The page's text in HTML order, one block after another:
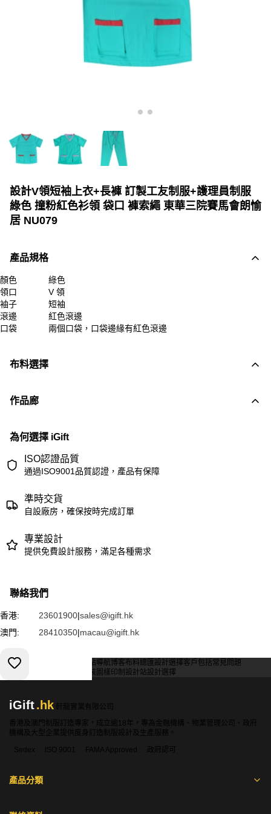
設計V領短袖上衣+長褲 訂製工友制服+護理員制服
綠色 撞粉紅色衫領 袋口 褲索繩 東華三院賽馬會朗愉
居 NU079
產品規格
顏色
綠色
領口
V 領
袖子
短袖
滾邊
紅色滾邊
口袋
兩個口袋，口袋邊緣有紅色滾邊
布料選擇
作品廊
為何選擇 iGift
ISO認證品質
通過ISO9001品質認證，產品有保障
準時交貨
自設廠房，確保按時完成訂單
專業設計
提供免費設計服務，滿足各種需求
聯絡我們
香港: 23601900|sales@igift.hk
澳門:
28410350|macau@igift.hk
服務條款 網站導航博客布料總匯設計選擇客戶包括常見問題
輔料包裝 圖樣印制 設計站設計選擇
iGift.hk
軒龍實業有限公司
香港及澳門制服訂造專家，成立逾18年，專為金融機構、物業管理公司、政府
機構及大型企業提供度身訂造制服設計及生產服務。
Sedex
ISO 9001 FAMA Approved 政府認可
產品分類